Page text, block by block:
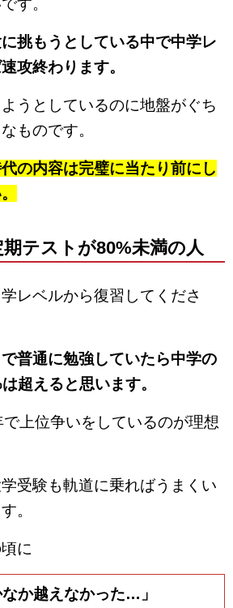
す。
挑もうとしている中で中学レ
攻終わります。
うとしているのに地盤がぐち
ものです。
の内容は完璧に当たり前にし
テストが80%未満の人
レベルから復習してくださ
普通に勉強していたら中学の
超えると思います。
上位争いをしているのが理想
受験も軌道に乗ればうまくい
。
に
か越えなかった…」